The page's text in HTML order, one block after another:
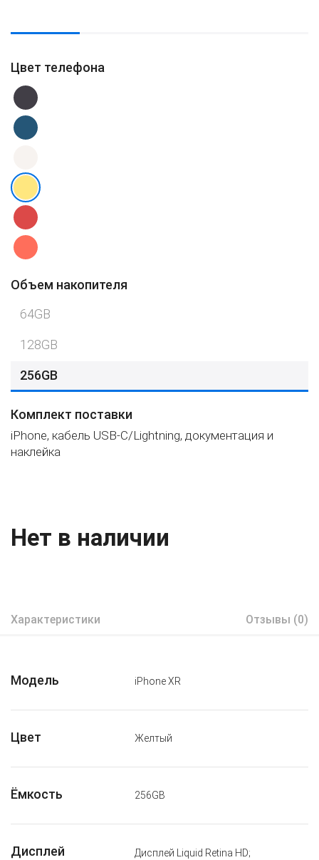
Цвет телефона
Объем накопителя
64GB
128GB
256GB
Комплект поставки
iPhone, кабель USB-C/Lightning, документация и
наклейка
Нет в наличии
Характеристики Отзывы (0)
Модель iPhone XR
Цвет Желтый
Ёмкость 256GB
Дисплей Дисплей Liquid Retina HD;